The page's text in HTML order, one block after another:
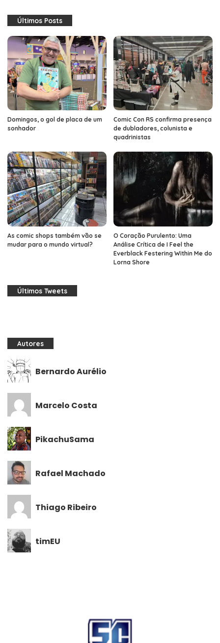
Últimos Posts
Domingos, o gol de placa de um
sonhador
Comic Con RS confirma presença
de dubladores, colunista e
quadrinistas
As comic shops também vão se
mudar para o mundo virtual?
O Coração Purulento: Uma
Análise Crítica de I Feel the
Everblack Festering Within Me do
Lorna Shore
Últimos Tweets
Autores
Bernardo Aurélio
Marcelo Costa
PikachuSama
Rafael Machado
Thiago Ribeiro
timEU